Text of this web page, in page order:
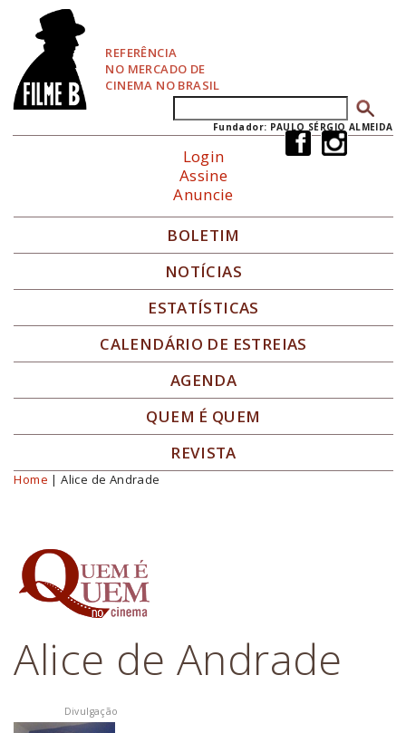
REFERÊNCIA
NO MERCADO DE
CINEMA NO BRASIL
Formulário de busca
Fundador: PAULO SÉRGIO ALMEIDA
Login
Assine
Anuncie
BOLETIM
NOTÍCIAS
ESTATÍSTICAS
CALENDÁRIO DE ESTREIAS
AGENDA
QUEM É QUEM
REVISTA
Você está aqui
Home | Alice de Andrade
Alice de Andrade
Divulgação